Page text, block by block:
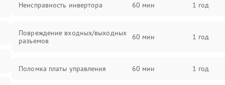
Неисправность инвертора 60 мин 1 год
Повреждение входных/выходных
разъемов
60 мин 1 год
Поломка платы управления 60 мин 1 год